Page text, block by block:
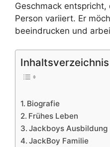
Geschmack entspricht,
Person variiert. Er
beeindrucken und
Inhaltsverzeichnis
Biografie
Frühes Leben
Jackboys Ausbildung
JackBoy Familie